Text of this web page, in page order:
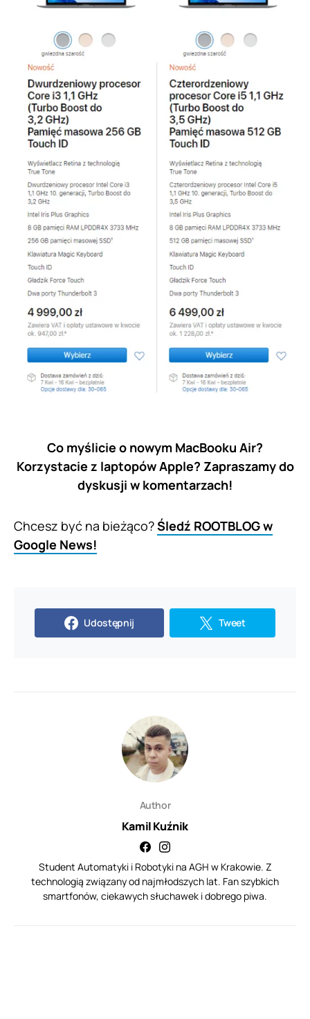
Co myślicie o nowym MacBooku Air?
Korzystacie z laptopów Apple? Zapraszamy do
dyskusji w komentarzach!
Chcesz być na bieżąco?Śledź ROOTBLOG w
Google News!
Udostępnij Tweet
Author
Kamil Kuźnik
Student Automatyki i Robotyki na AGH w Krakowie. Z
technologią związany od najmłodszych lat. Fan szybkich
smartfonów, ciekawych słuchawek i dobrego piwa.